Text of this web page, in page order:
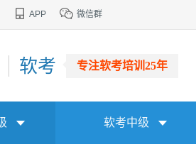
APP 微信群
软考 专注软考培训25年
软考中级